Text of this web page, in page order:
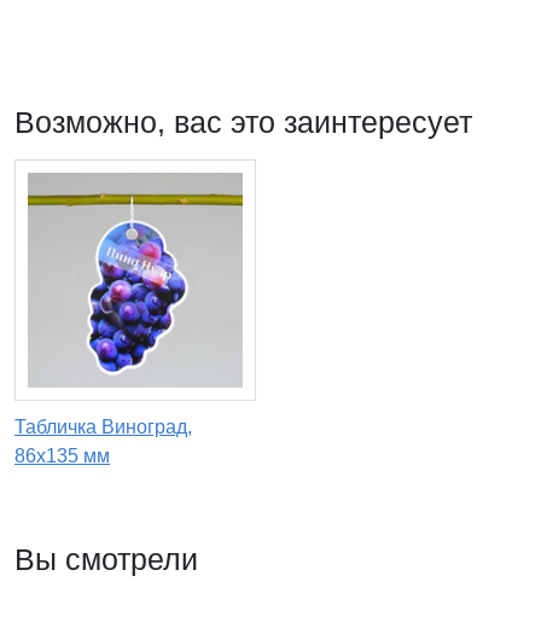
Возможно, вас это заинтересует
Табличка Виноград,
86х135 мм
Вы смотрели